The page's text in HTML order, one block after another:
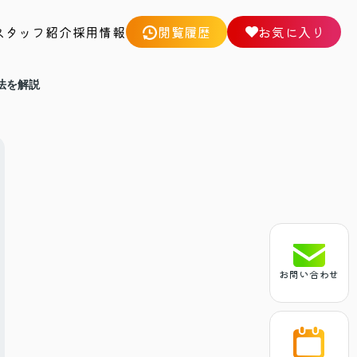
タッフ紹介採用情報 閲覧履歴 お気に入り
お問い合わせ
を解説